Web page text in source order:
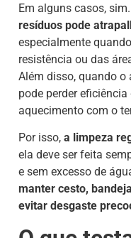
Em alguns casos, sim.
resíduos pode
especialmente
resistência ou das
Além disso, quando o
pode perder
aquecimento com o
Por isso, a limpeza
ela deve ser feita
e sem excesso de
manter cesto,
evitar desgaste